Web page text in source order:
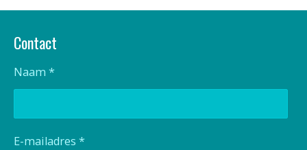
Contact
Naam *
E-mailadres *